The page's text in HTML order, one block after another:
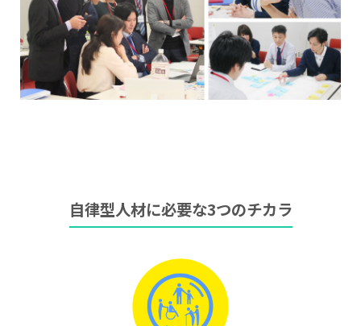
自律型人材に必要な3つのチカラ